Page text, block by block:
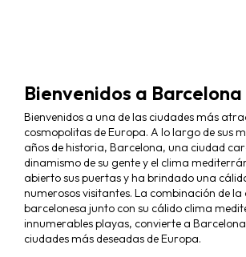
Bienvenidos a Barcelona
Bienvenidos a una de las ciudades más
cosmopolitas de Europa. A lo largo de sus
años de historia, Barcelona, una ciudad
dinamismo de su gente y el clima
abierto sus puertas y ha brindado una
numerosos visitantes. La combinación de
barcelonesa junto con su cálido clima
innumerables playas, convierte a
ciudades más deseadas de Europa.